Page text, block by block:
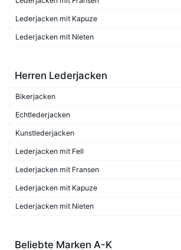
Lederjacken mit Kapuze
Lederjacken mit Nieten
Herren Lederjacken
Bikerjacken
Echtlederjacken
Kunstlederjacken
Lederjacken mit Fell
Lederjacken mit Fransen
Lederjacken mit Kapuze
Lederjacken mit Nieten
Beliebte Marken A-K